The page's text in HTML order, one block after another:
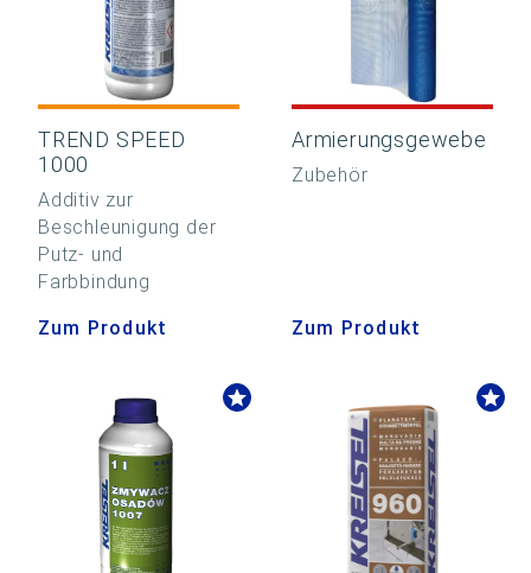
TREND SPEED
1000
Additiv zur
Beschleunigung der
Putz- und
Farbbindung
Zum Produkt
Armierungsgewebe
Zubehör
Zum Produkt